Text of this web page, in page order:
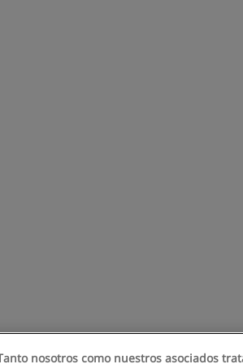
nosotros como nuestros asociados